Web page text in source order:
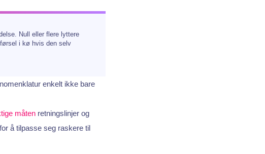
Null eller flere lyttere
i kø hvis den selv
enkelt ikke bare
måtenretningslinjer og
å tilpasse seg raskere til